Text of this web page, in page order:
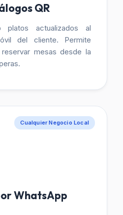
QR
platos actualizados al
del cliente. Permite
mesas desde la
Cualquier Negocio Local
WhatsApp